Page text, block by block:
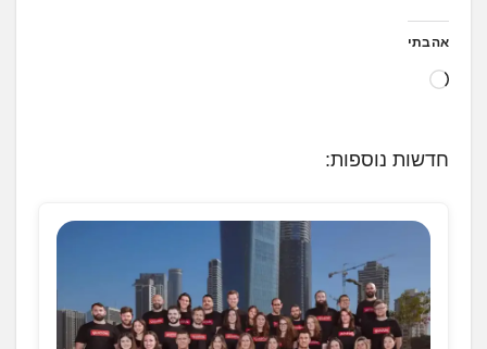
אהבתי
ט
.
חדשות נוספות: